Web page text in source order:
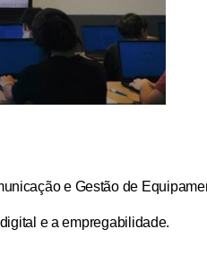
e Gestão de
e a empregabilidade.